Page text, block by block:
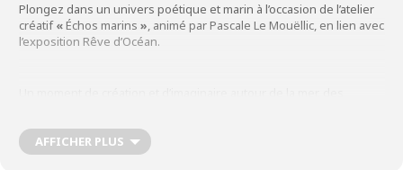
Plongez dans un univers poétique et marin à l’occasion de l’atelier
créatif«Échos marins », animé par Pascale Le Mouëllic, en lien avec
l’exposition Rêve d’Océan.
Nombre de places limité – réservation conseillée
AFFICHER PLUS